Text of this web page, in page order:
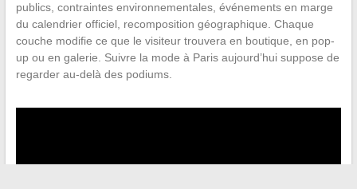
publics, contraintes environnementales, événements en marge
du calendrier officiel, recomposition géographique. Chaque
couche modifie ce que le visiteur trouvera en boutique, en pop-
up ou en galerie. Suivre la mode à Paris aujourd’hui suppose de
regarder au-delà des podiums.